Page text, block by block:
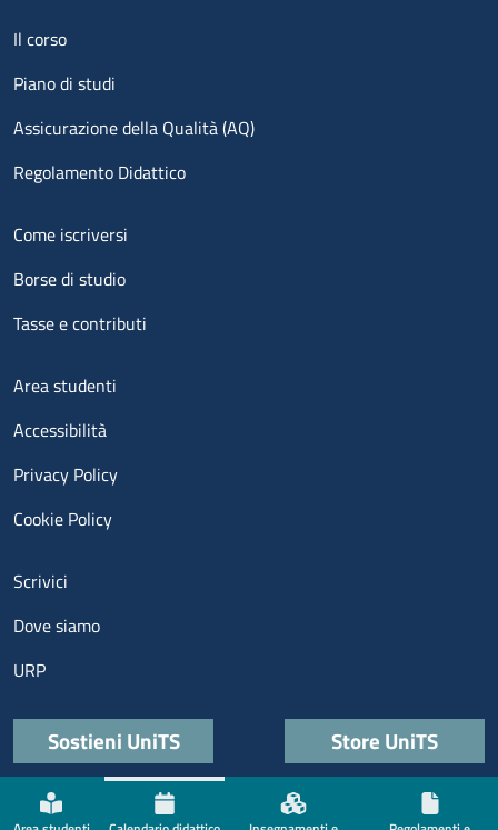
Menu footer 1
Il corso
Piano di studi
Assicurazione della Qualità (AQ)
Regolamento Didattico
Menu footer 2
Come iscriversi
Borse di studio
Tasse e contributi
Menu footer 3
Area studenti
Accessibilità
Privacy Policy
Cookie Policy
Menu contatti
Scrivici
Dove siamo
URP
Quick links
Sostieni UniTS Store UniTS